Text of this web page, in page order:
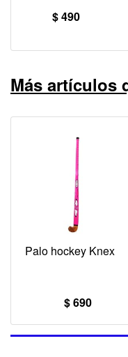
$ 490
Más artículos
Palo hockey Knex
$ 690